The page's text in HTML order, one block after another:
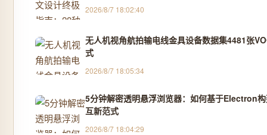
2026/8/7 18:02:40
无人机视角航拍输电线金具设备数据集4481张
式
2026/8/7 18:05:34
5分钟解密透明悬浮浏览器：如何基于Electron
互新范式
2026/8/7 18:04:29